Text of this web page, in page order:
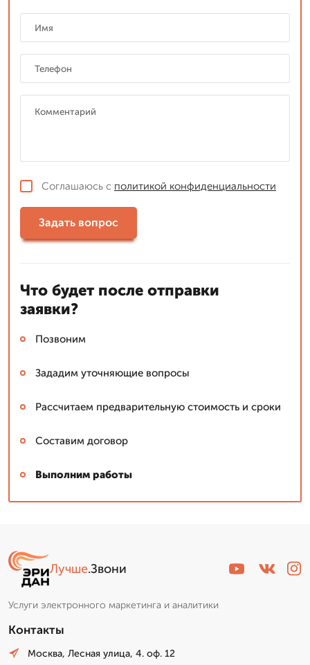
Соглашаюсь с политикой конфиденциальности
Задать вопрос
Что будет после отправки
заявки?
Позвоним
Зададим уточняющие вопросы
Рассчитаем предварительную стоимость и сроки
Составим договор
Выполним работы
Лучше.Звони
Услуги электронного маркетинга и аналитики
Контакты
Москва, Лесная улица, 4. оф. 12